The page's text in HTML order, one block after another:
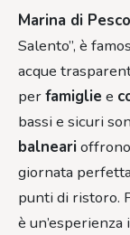
Marina di
Salento”, è
acque
perfamiglie e
bassi e sicuri
balneari
giornata
punti di ristoro.
è